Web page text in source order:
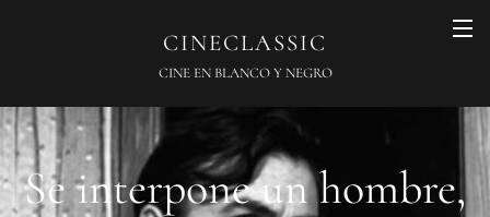
CINECLASSIC
CINE EN BLANCO Y NEGRO
Se interpone un hombre,